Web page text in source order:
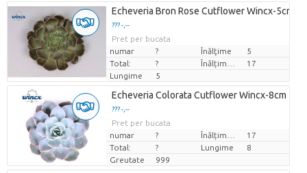
Echeveria Bron Rose Cutflower Wincx-5cm
??? -,--
Pret per bucata
numar
? Înălţime
5
Total:
?
17
Lungime
5
Echeveria Colorata Cutflower Wincx-8cm
??? -,--
Pret per bucata
numar
?
17
Total:
? Lungime
8
Greutate
999